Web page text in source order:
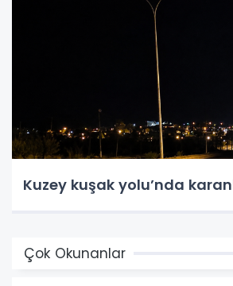
Kuzey kuşak yolu’nda
Çok Okunanlar